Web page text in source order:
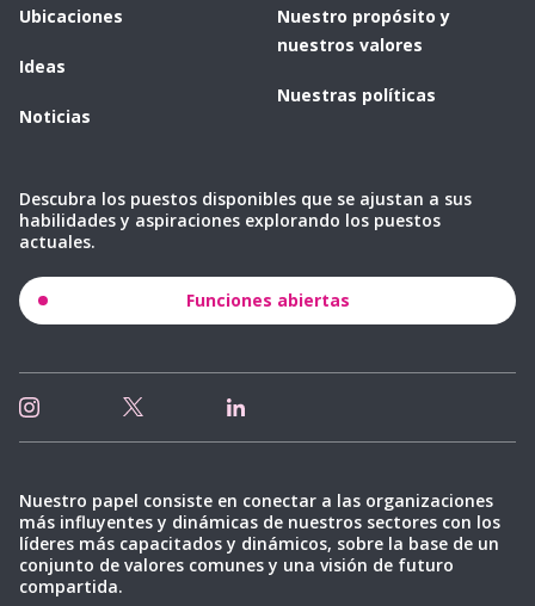
Ubicaciones
Ideas
Noticias
Nuestro propósito y
nuestros valores
Nuestras políticas
Descubra los puestos disponibles que se ajustan a sus
habilidades y aspiraciones explorando los puestos
actuales.
Funciones abiertas
Nuestro papel consiste en conectar a las organizaciones
más influyentes y dinámicas de nuestros sectores con los
líderes más capacitados y dinámicos, sobre la base de un
conjunto de valores comunes y una visión de futuro
compartida.